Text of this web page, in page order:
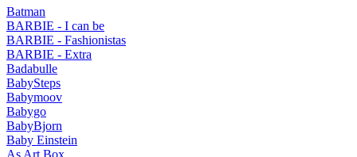
Batman
BARBIE - I can be
BARBIE - Fashionistas
BARBIE - Extra
Badabulle
BabySteps
Babymoov
Babygo
BabyBjorn
Baby Einstein
As Art Box